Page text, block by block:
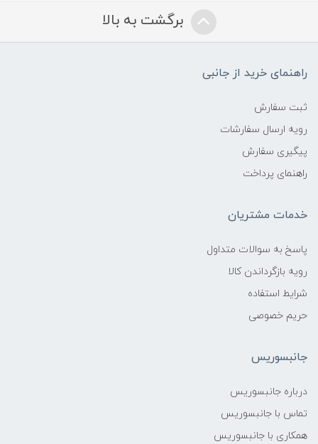
برگشت به بالا
راهنمای خرید از جانبی
ثبت سفارش
رویه ارسال سفارشات
پیگیری سفارش
راهنمای پرداخت
خدمات مشتریان
پاسخ به سوالات متداول
رویه بازگرداندن کالا
شرایط استفاده
حریم خصوصی
جانبسوریس
درباره جانبسوریس
تماس با جانبسوریس
همکاری با جانبسوریس